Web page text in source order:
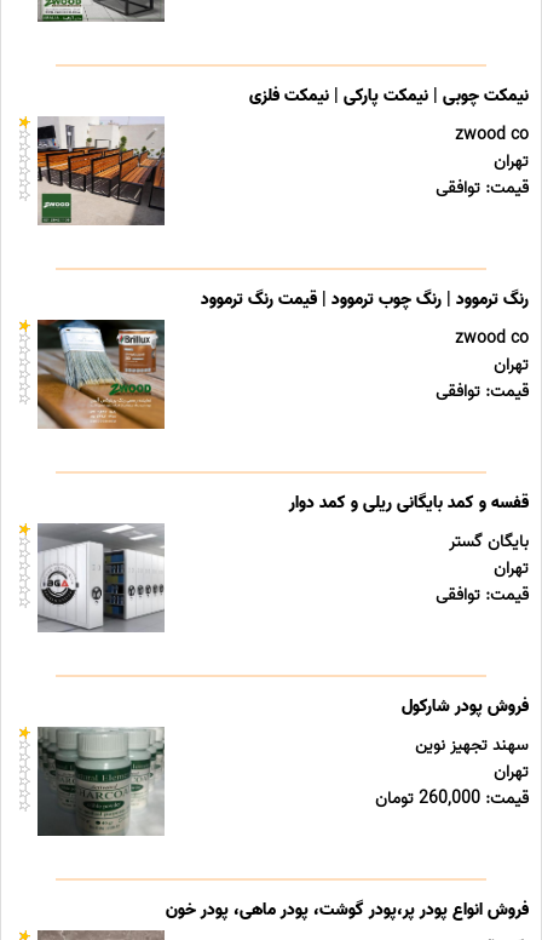
نیمکت چوبی | نیمکت پارکی | نیمکت فلزی
zwood co
تهران
قیمت: توافقی
رنگ ترموود | رنگ چوب ترموود | قیمت رنگ ترموود
zwood co
تهران
قیمت: توافقی
قفسه و کمد بایگانی ریلی و کمد دوار
بایگان گستر
تهران
قیمت: توافقی
فروش پودر شارکول
سهند تجهیز نوین
تهران
قیمت: 260,000 تومان
فروش انواع پودر پر،پودر گوشت، پودر ماهی، پودر خون